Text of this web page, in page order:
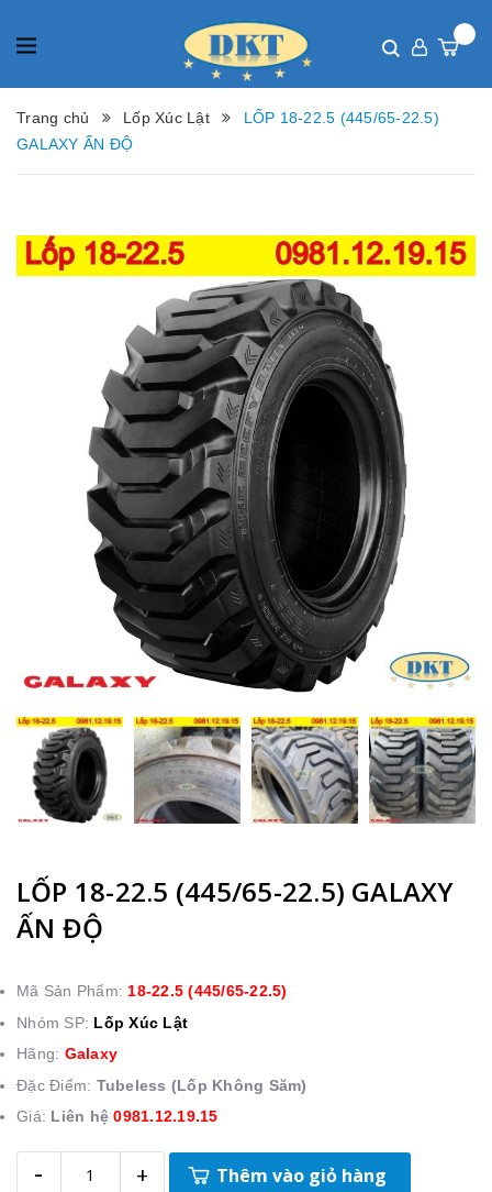
Trang chủ Lốp Xúc Lật
LỐP 18-22.5 (445/65-22.5)
GALAXY ẤN ĐỘ
LỐP 18-22.5 (445/65-22.5) GALAXY
ẤN ĐỘ
Mã Sản Phẩm: 18-22.5 (445/65-22.5)
Nhóm SP: Lốp Xúc Lật
Hãng: Galaxy
Đặc Điểm: Tubeless (Lốp Không Săm)
Giá: Liên hệ 0981.12.19.15
- + Thêm vào giỏ hàng